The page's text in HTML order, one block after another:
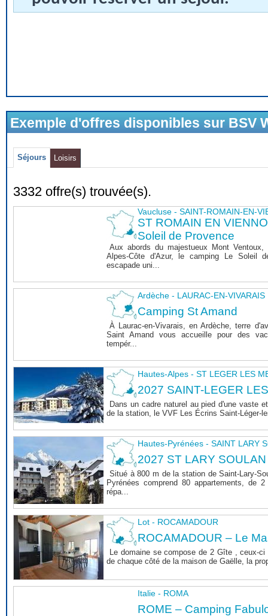
Exemple d'offres disponibles sur BSV
Séjours Loisirs
3332 offre(s) trouvée(s).
Vaucluse - SAINT-ROMAIN-EN-
ST ROMAIN EN
Soleil de Provence
Aux abords du majestueux Mont
Alpes-Côte d'Azur, le camping Le Soleil
escapade uni...
Ardèche - LAURAC-EN-VIVARAIS
Camping St Amand
À Laurac-en-Vivarais, en Ardèche, terre
Saint Amand vous accueille pour des
tempér...
Hautes-Alpes - ST LEGER LES
2027 SAINT-LEGER
Dans un cadre naturel au pied d'une vaste
de la station, le VVF Les Écrins Saint-Léger-
Hautes-Pyrénées - SAINT LARY
2027 ST LARY SOULAN
Situé à 800 m de la station de Saint-Lary-
Pyrénées comprend 80 appartements, de
répa...
Lot - ROCAMADOUR
ROCAMADOUR – Le
Le domaine se compose de 2 Gîte , ceux-
de chaque côté de la maison de Gaëlle, la
Italie - ROMA
ROME – Camping